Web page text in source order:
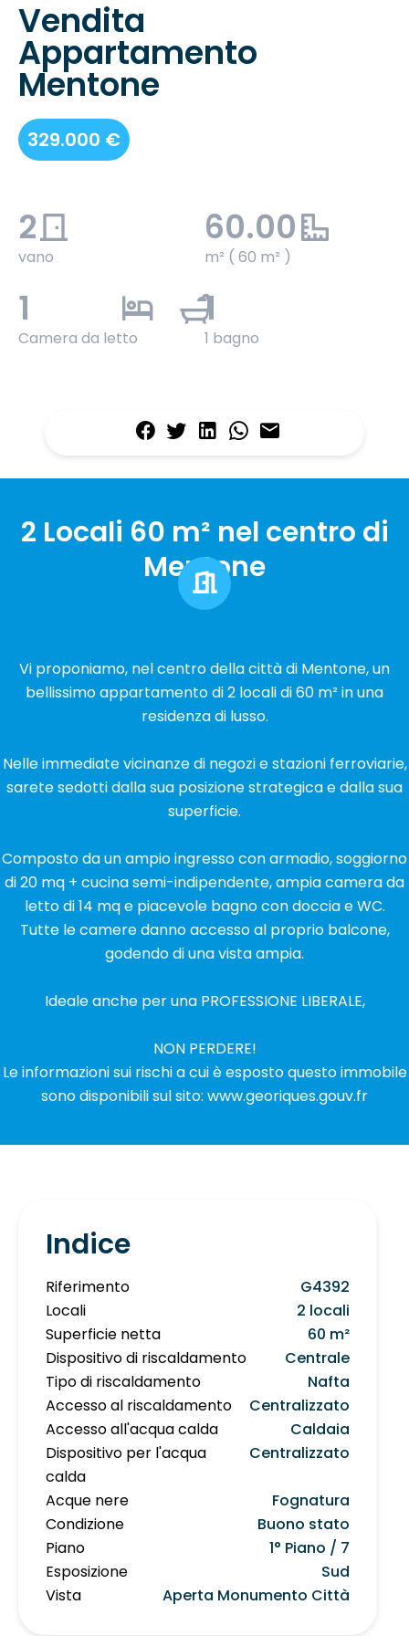
Vendita
Appartamento
Mentone
329.000 €
2
vano
60.00
m² ( 60 m² )
1
Camera da letto
1
1 bagno
2 Locali 60 m² nel centro di
Mentone
Vi proponiamo, nel centro della città di Mentone, un
bellissimo appartamento di 2 locali di 60 m² in una
residenza di lusso.
Nelle immediate vicinanze di negozi e stazioni ferroviarie,
sarete sedotti dalla sua posizione strategica e dalla sua
superficie.
Composto da un ampio ingresso con armadio, soggiorno
di 20 mq + cucina semi-indipendente, ampia camera da
letto di 14 mq e piacevole bagno con doccia e WC.
Tutte le camere danno accesso al proprio balcone,
godendo di una vista ampia.
Ideale anche per una PROFESSIONE LIBERALE,
NON PERDERE!
Le informazioni sui rischi a cui è esposto questo immobile
sono disponibili sul sito: www.georiques.gouv.fr
Indice
Riferimento
G4392
Locali
2 locali
Superficie netta
60 m²
Dispositivo di riscaldamento
Centrale
Tipo di riscaldamento
Nafta
Accesso al riscaldamento
Centralizzato
Accesso all'acqua calda
Caldaia
Dispositivo per l'acqua
calda
Centralizzato
Acque nere
Fognatura
Condizione
Buono stato
Piano
1° Piano / 7
Esposizione
Sud
Vista
Aperta Monumento Città